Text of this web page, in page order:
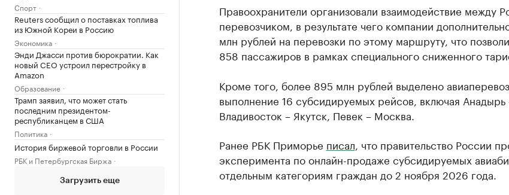
Спорт
Reuters сообщил о поставках топлива
из Южной Кореи в Россию
Экономика
Энди Джасси против бюрократии. Как
новый CEO устроил перестройку в
Amazon
Образование
Трамп заявил, что может стать
последним президентом-
республиканцем в США
Политика
История биржевой торговли в России
РБК и Петербургская Биржа
Загрузить еще
Правоохранители организовали взаимодействие между
перевозчиком, в результате чего компании
млн рублей на перевозки по этому маршруту, что
858 пассажиров в рамках специального сниженного
Кроме того, более 895 млн рублей выделено
выполнение 16 субсидируемых рейсов, включая Анадырь
Владивосток – Якутск, Певек – Москва.
Ранее РБК Приморье писал , что правительство России
эксперимента по онлайн-продаже субсидируемых
отдельным категориям граждан до 2 ноября 2026 года.